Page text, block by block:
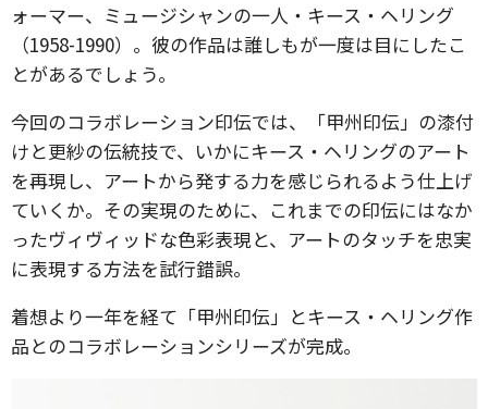
ォーマー、ミュージシャンの一人・キース・ヘリング
（1958-1990）。彼の作品は誰しもが一度は目にしたこ
とがあるでしょう。
今回のコラボレーション印伝では、「甲州印伝」の漆付
けと更紗の伝統技で、いかにキース・ヘリングのアート
を再現し、アートから発する力を感じられるよう仕上げ
ていくか。その実現のために、これまでの印伝にはなか
ったヴィヴィッドな色彩表現と、アートのタッチを忠実
に表現する方法を試行錯誤。
着想より一年を経て「甲州印伝」とキース・ヘリング作
品とのコラボレーションシリーズが完成。